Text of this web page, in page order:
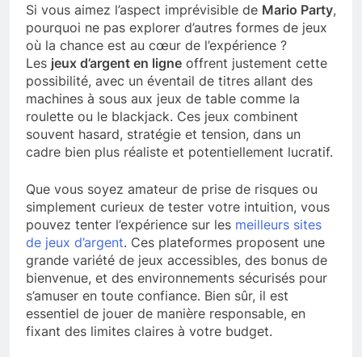
Si vous aimez l’aspect imprévisible de Mario Party,
pourquoi ne pas explorer d’autres formes de jeux
où la chance est au cœur de l’expérience ?
Les jeux d’argent en ligne offrent justement cette
possibilité, avec un éventail de titres allant des
machines à sous aux jeux de table comme la
roulette ou le blackjack. Ces jeux combinent
souvent hasard, stratégie et tension, dans un
cadre bien plus réaliste et potentiellement lucratif.
Que vous soyez amateur de prise de risques ou
simplement curieux de tester votre intuition, vous
pouvez tenter l’expérience sur les meilleurs sites
de jeux d’argent. Ces plateformes proposent une
grande variété de jeux accessibles, des bonus de
bienvenue, et des environnements sécurisés pour
s’amuser en toute confiance. Bien sûr, il est
essentiel de jouer de manière responsable, en
fixant des limites claires à votre budget.